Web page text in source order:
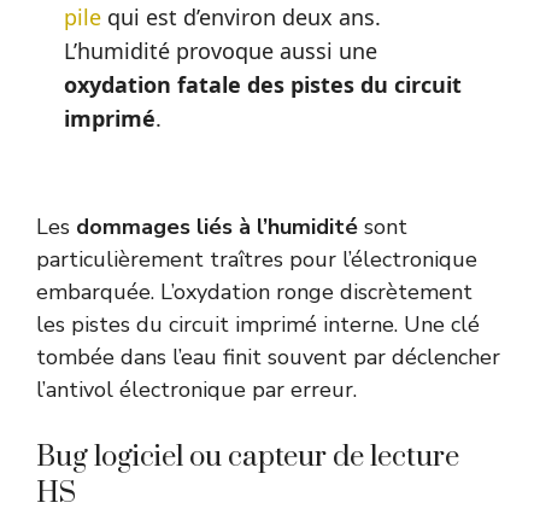
pilequi est d’environ deux ans.
L’humidité provoque aussi une
oxydation fatale des pistes du circuit
imprimé.
Les dommages liés à l’humidité sont
particulièrement traîtres pour l’électronique
embarquée. L’oxydation ronge discrètement
les pistes du circuit imprimé interne. Une clé
tombée dans l’eau finit souvent par déclencher
l’antivol électronique par erreur.
Bug logiciel ou capteur de lecture
HS